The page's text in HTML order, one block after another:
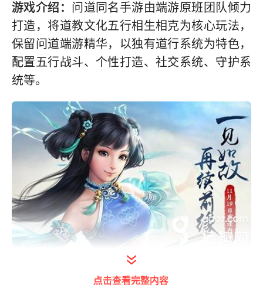
游戏介绍： 问道同名手游由端游原班团队倾力
打造，将道教文化五行相生相克为核心玩法，
保留问道端游精华，以独有道行系统为特色，
配置五行战斗、个性打造、社交系统、守护系
统等。
点击查看完整内容